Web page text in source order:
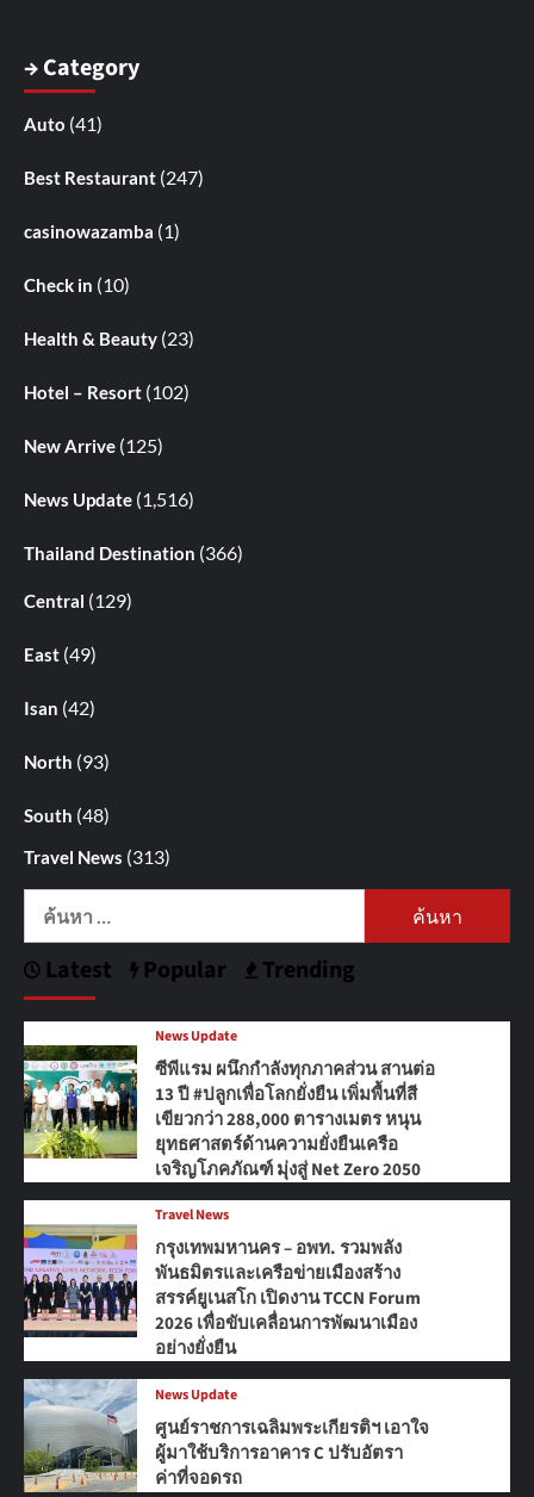
→ Category
Auto (41)
Best Restaurant (247)
casinowazamba (1)
Check in (10)
Health & Beauty (23)
Hotel – Resort (102)
New Arrive (125)
News Update (1,516)
Thailand Destination (366)
Central (129)
East (49)
Isan (42)
North (93)
South (48)
Travel News (313)
ค้นหา
Latest Popular Trending
News Update
ซีพีแรม ผนึกกำลังทุกภาคส่วน สานต่อ
13 ปี #ปลูกเพื่อโลกยั่งยืน เพิ่มพื้นที่สี
เขียวกว่า 288,000 ตารางเมตร หนุน
ยุทธศาสตร์ด้านความยั่งยืนเครือ
เจริญโภคภัณฑ์ มุ่งสู่ Net Zero 2050
Travel News
กรุงเทพมหานคร – อพท. รวมพลัง
พันธมิตรและเครือข่ายเมืองสร้าง
สรรค์ยูเนสโก เปิดงาน TCCN Forum
2026 เพื่อขับเคลื่อนการพัฒนาเมือง
อย่างยั่งยืน
News Update
ศูนย์ราชการเฉลิมพระเกียรติฯ เอาใจ
ผู้มาใช้บริการอาคาร C ปรับอัตรา
ค่าที่จอดรถ